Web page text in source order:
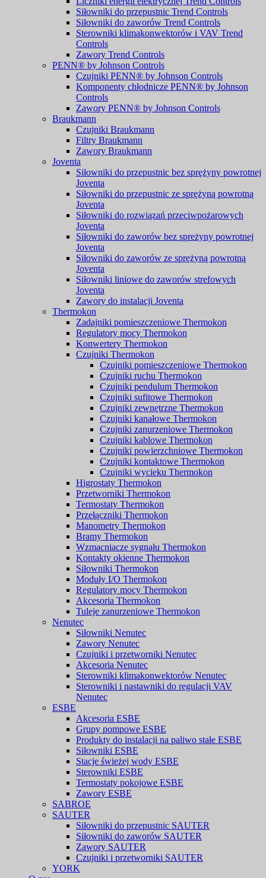
Siłowniki do przepustnic Trend Controls
Siłowniki do zaworów Trend Controls
Sterowniki klimakonwektorów i VAV Trend
Controls
Zawory Trend Controls
PENN® by Johnson Controls
Czujniki PENN® by Johnson Controls
Komponenty chłodnicze PENN® by Johnson
Controls
Zawory PENN® by Johnson Controls
Braukmann
Czujniki Braukmann
Filtry Braukmann
Zawory Braukmann
Joventa
Siłowniki do przepustnic bez sprężyny powrotnej
Joventa
Siłowniki do przepustnic ze sprężyną powrotną
Joventa
Siłowniki do rozwiązań przeciwpożarowych
Joventa
Siłowniki do zaworów bez spreżyny powrotnej
Joventa
Siłowniki do zaworów ze sprężyną powrotną
Joventa
Siłowniki liniowe do zaworów strefowych
Joventa
Zawory do instalacji Joventa
Thermokon
Zadajniki pomieszczeniowe Thermokon
Regulatory mocy Thermokon
Konwertery Thermokon
Czujniki Thermokon
Czujniki pomieszczeniowe Thermokon
Czujniki ruchu Thermokon
Czujniki pendulum Thermokon
Czujniki sufitowe Thermokon
Czujniki zewnętrzne Thermokon
Czujniki kanałowe Thermokon
Czujniki zanurzeniowe Thermokon
Czujniki kablowe Thermokon
Czujniki powierzchniowe Thermokon
Czujniki kontaktowe Thermokon
Czujniki wycieku Thermokon
Higrostaty Thermokon
Przetworniki Thermokon
Termostaty Thermokon
Przełączniki Thermokon
Manometry Thermokon
Bramy Thermokon
Wzmacniacze sygnału Thermokon
Kontakty okienne Thermokon
Siłowniki Thermokon
Moduły I/O Thermokon
Regulatory mocy Thermokon
Akcesoria Thermokon
Tuleje zanurzeniowe Thermokon
Nenutec
Siłowniki Nenutec
Zawory Nenutec
Czujniki i przetworniki Nenutec
Akcesoria Nenutec
Sterowniki klimakonwektorów Nenutec
Sterowniki i nastawniki do regulacji VAV
Nenutec
ESBE
Akcesoria ESBE
Grupy pompowe ESBE
Produkty do instalacji na paliwo stałe ESBE
Siłowniki ESBE
Stacje świeżej wody ESBE
Sterowniki ESBE
Termostaty pokojowe ESBE
Zawory ESBE
SABROE
SAUTER
Siłowniki do przepustnic SAUTER
Siłowniki do zaworów SAUTER
Zawory SAUTER
Czujniki i przetworniki SAUTER
YORK